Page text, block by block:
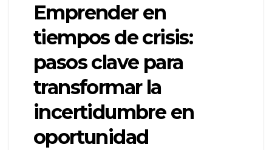
Emprender en
tiempos de crisis:
pasos clave para
transformar la
incertidumbre en
oportunidad